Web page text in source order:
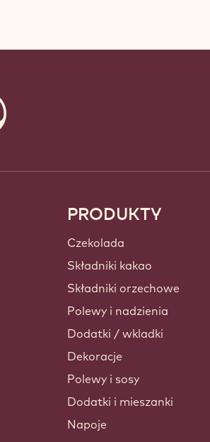
PRODUKTY
Czekolada
Składniki kakao
Składniki orzechowe
Polewy i nadzienia
Dodatki / wkladki
Dekoracje
Polewy i sosy
Dodatki i mieszanki
Napoje